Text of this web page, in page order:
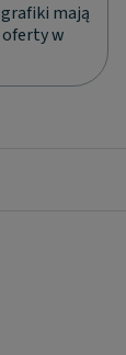
mają
w